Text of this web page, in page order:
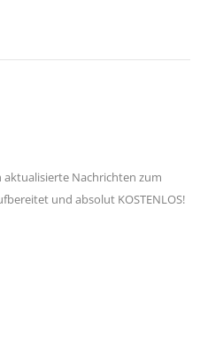
aktualisierte Nachrichten zum
und absolut KOSTENLOS!